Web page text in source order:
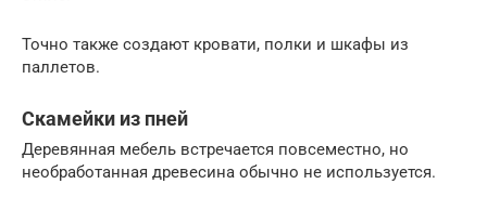
Точно также создают кровати, полки и шкафы из
паллетов.
Скамейки из пней
Деревянная мебель встречается повсеместно, но
необработанная древесина обычно не используется.